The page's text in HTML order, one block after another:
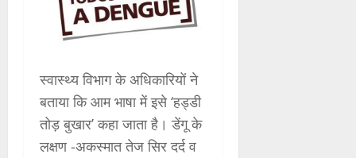
स्वास्थ्य विभाग के अधिकारियों ने
बताया कि आम भाषा में इसे ‘हड्डी
तोड़ बुखार’ कहा जाता है। डेंगू के
लक्षण -अकस्मात तेज सिर दर्द व